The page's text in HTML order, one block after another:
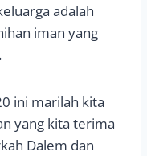
adalah
iman yang
ini marilah kita
yang kita terima
Dalem dan